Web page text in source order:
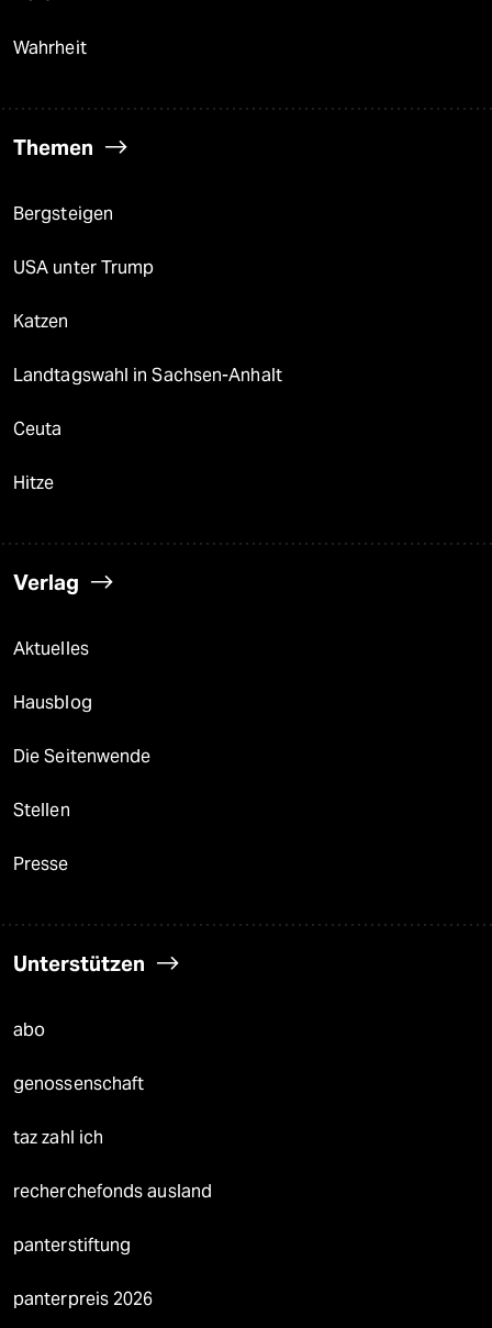
Wahrheit
Themen
Bergsteigen
USA unter Trump
Katzen
Landtagswahl in Sachsen-Anhalt
Ceuta
Hitze
Verlag
Aktuelles
Hausblog
Die Seitenwende
Stellen
Presse
Unterstützen
abo
genossenschaft
taz zahl ich
recherchefonds ausland
panterstiftung
panterpreis 2026